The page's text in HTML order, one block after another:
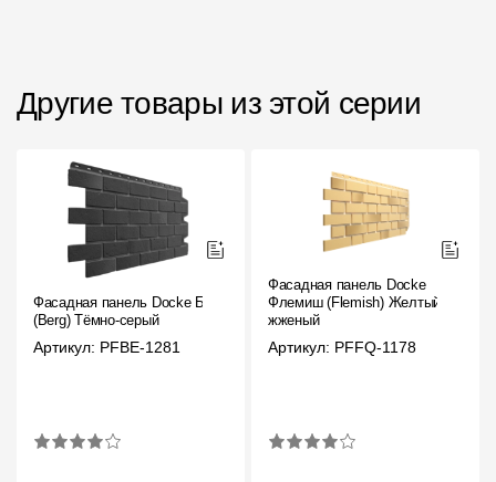
Другие товары из этой серии
Фасадная панель Docke Берг
(Berg) Тёмно-серый
Артикул: PFBE-1281
Фасадная панель Docke
Флемиш (Flemish) Желтый
жженый
Артикул: PFFQ-1178